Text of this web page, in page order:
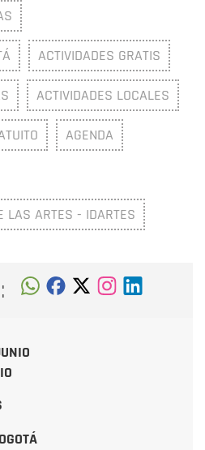
ACTIVIDADES GRATIS
ACTIVIDADES LOCALES
AGENDA
LAS ARTES - IDARTES